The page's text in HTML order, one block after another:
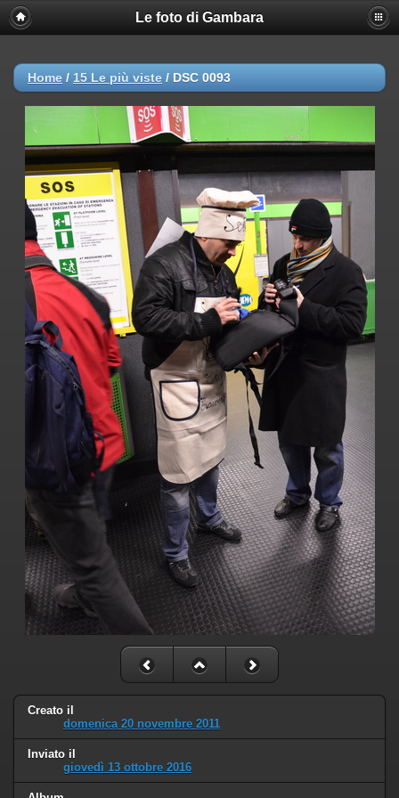
Le foto di Gambara
Home / 15 Le più viste / DSC 0093
Creato il
domenica 20 novembre 2011
Inviato il
giovedì 13 ottobre 2016